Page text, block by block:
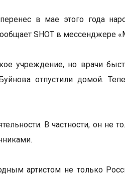
в мае этого года
SHOT в мессенджере
учреждение, но врачи
отпустили домой.
В частности, он не
артистом не только